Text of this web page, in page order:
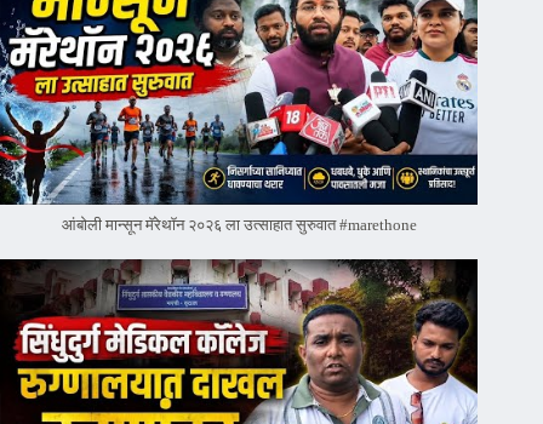
आंबोली मान्सून मॅरेथॉन २०२६ ला उत्साहात सुरुवात #marethone